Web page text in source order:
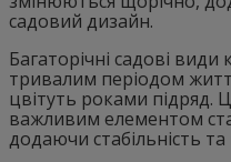
садовий дизайн.
Багаторічні садові види
тривалим періодом
цвітуть роками підряд.
важливим елементом
додаючи стабільність та